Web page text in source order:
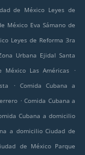
de México Leyes de
México Eva Sámano de
Leyes de Reforma 3ra
Urbana Ejidal Santa
México Las Américas
.
. Comida Cubana a
. Comida Cubana a
Cubana a domicilio
a domicilio Ciudad de
de México Parque